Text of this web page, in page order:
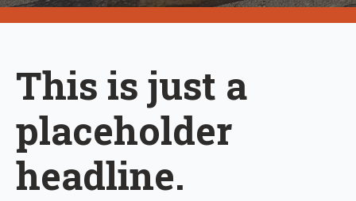
This is just a
placeholder
headline.